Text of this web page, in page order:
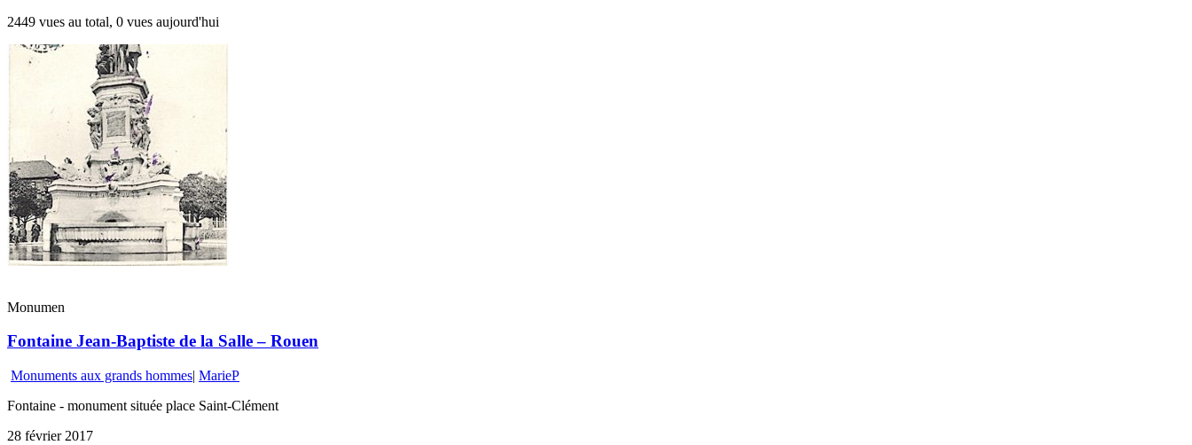
2449 vues au total, 0 vues aujourd'hui
Monumen
Fontaine Jean-Baptiste de la Salle – Rouen
Monuments aux grands hommes| MarieP
Fontaine - monument située place Saint-Clément
28 février 2017